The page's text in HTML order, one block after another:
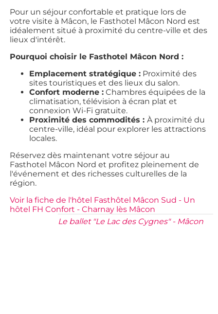
Pour un séjour confortable et pratique lors de
votre visite à Mâcon, le Fasthotel Mâcon Nord est
idéalement situé à proximité du centre-ville et des
lieux d'intérêt.
Pourquoi choisir le Fasthotel Mâcon Nord :
Emplacement stratégique : Proximité des
sites touristiques et des lieux du salon.
Confort moderne : Chambres équipées de la
climatisation, télévision à écran plat et
connexion Wi-Fi gratuite.
Proximité des commodités : À proximité du
centre-ville, idéal pour explorer les attractions
locales.
Réservez dès maintenant votre séjour au
Fasthotel Mâcon Nord et profitez pleinement de
l'événement et des richesses culturelles de la
région.
Voir la fiche de l'hôtel Fasthôtel Mâcon Sud - Un
hôtel FH Confort - Charnay lès Mâcon
Le ballet "Le Lac des Cygnes" - Mâcon